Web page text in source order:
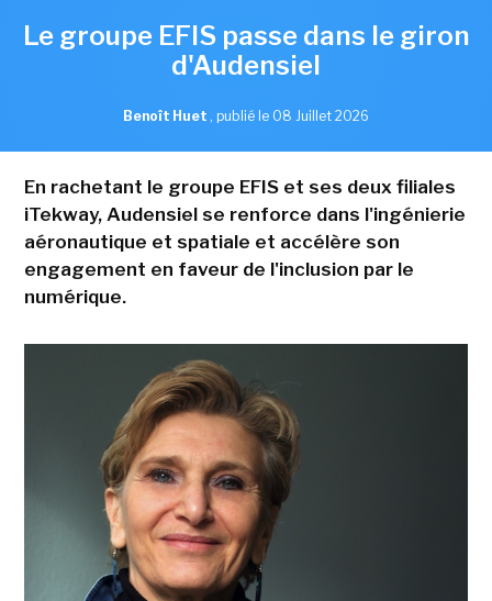
Le groupe EFIS passe dans le giron
d'Audensiel
Benoît Huet , publié le 08 Juillet 2026
En rachetant le groupe EFIS et ses deux filiales
iTekway, Audensiel se renforce dans l'ingénierie
aéronautique et spatiale et accélère son
engagement en faveur de l'inclusion par le
numérique.